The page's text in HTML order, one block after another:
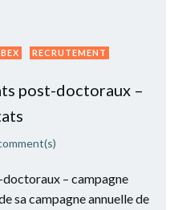
RECRUTEMENT
post-doctoraux –
– campagne
sa campagne annuelle de